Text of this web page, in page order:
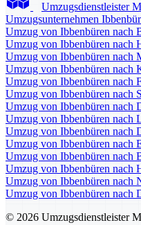
Umzugsdienstleister
Umzugsunternehmen
Umzug von Ibbenbüren nach
Umzug von Ibbenbüren nach
Umzug von Ibbenbüren nach
Umzug von Ibbenbüren nach
Umzug von Ibbenbüren nach
Umzug von Ibbenbüren nach
Umzug von Ibbenbüren nach
Umzug von Ibbenbüren nach
Umzug von Ibbenbüren nach
Umzug von Ibbenbüren nach
Umzug von Ibbenbüren nach
Umzug von Ibbenbüren nach
Umzug von Ibbenbüren nach
Umzug von Ibbenbüren nach
© 2026 Umzugsdienstleister